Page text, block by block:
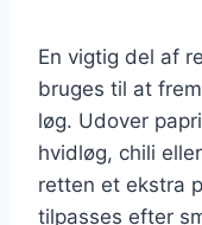
En vigtig del af
bruges til at
løg. Udover
hvidløg, chili
retten et ekstra
tilpasses efter